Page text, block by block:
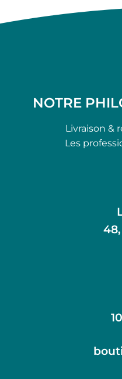
NOTRE
Livraison &
Les